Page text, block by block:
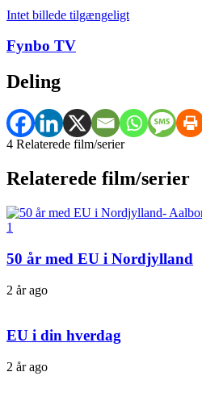
Intet billede tilgængeligt
Fynbo TV
Deling
4 Relaterede film/serier
Relaterede film/serier
50 år med EU i Nordjylland
2 år ago
EU i din hverdag
2 år ago